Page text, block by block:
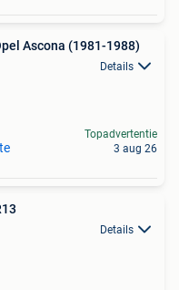
Ascona (1981-1988)
Details
Topadvertentie
3 aug 26
Details